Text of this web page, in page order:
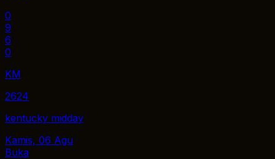
0
9
6
0
KM
2624
kentucky midday
Kamis, 06 Agu
Buka